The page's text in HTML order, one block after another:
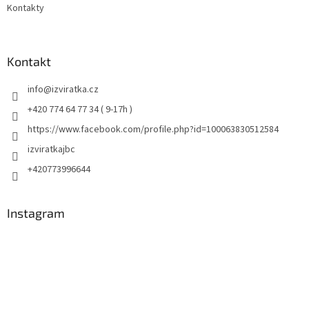
Kontakty
Kontakt
info@izviratka.cz
+420 774 64 77 34 ( 9-17h )
https://www.facebook.com/profile.php?id=100063830512584
izviratkajbc
+420773996644
Instagram